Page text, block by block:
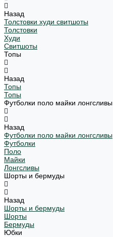
Назад
Толстовки худи свитшоты
Толстовки
Худи
Свитшоты
Топы
Назад
Топы
Топы
Футболки поло майки лонгсливы
Назад
Футболки поло майки лонгсливы
Футболки
Поло
Майки
Лонгсливы
Шорты и бермуды
Назад
Шорты и бермуды
Шорты
Бермуды
Юбки